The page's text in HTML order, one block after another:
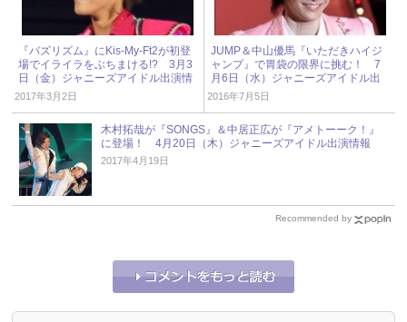
『バズリズム』にKis-My-Ft2が初登
場でイライラをぶちまける!? 3月3
日（金）ジャニーズアイドル出演情
報
2017年3月2日
JUMP＆中山優馬『いただきハイジ
ャンプ』で胃袋の限界に挑む！ 7
月6日（水）ジャニーズアイドル出
演情報 « ジャニーズ研究会
2016年7月5日
木村拓哉が『SONGS』＆中居正広が『アメトーーク！』
に登場！ 4月20日（木）ジャニーズアイドル出演情報
2017年4月19日
Recommended by